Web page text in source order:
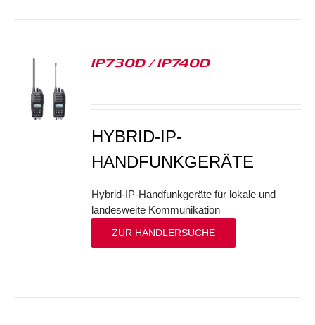
IP730D / IP740D
HYBRID-IP-
HANDFUNKGERÄTE
Hybrid-IP-Handfunkgeräte für lokale und
landesweite Kommunikation
ZUR HÄNDLERSUCHE